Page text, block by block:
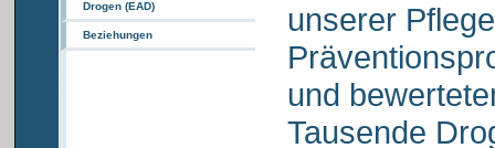
Drogen (EAD)
Beziehungen
unserer
und
Tausende